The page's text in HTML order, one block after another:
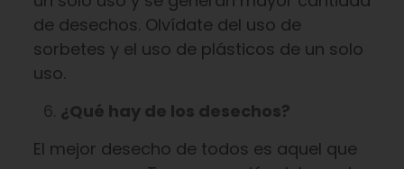
de desechos. Olvídate del uso de
sorbetes y el uso de plásticos de un solo
uso.
¿Qué hay de los desechos?
El mejor desecho de todos es aquel que